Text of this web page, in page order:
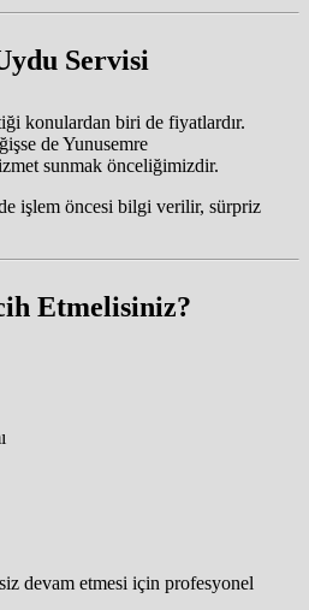
Servisi
konulardan biri de fiyatlardır.
de Yunusemre
sunmak önceliğimizdir.
işlem öncesi bilgi verilir, sürpriz
Etmelisiniz?
devam etmesi için profesyonel